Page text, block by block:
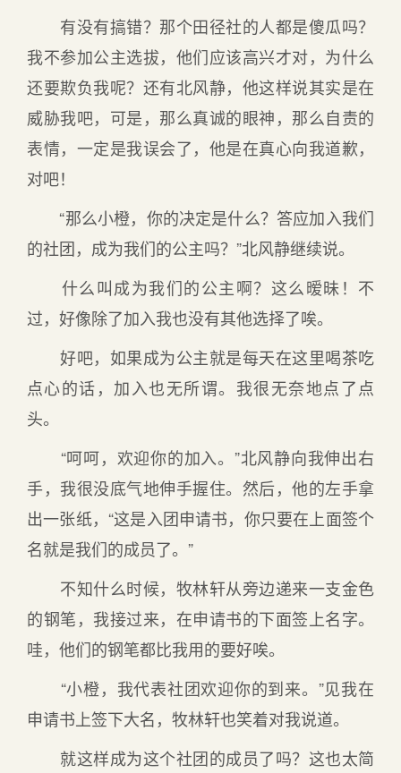
有没有搞错？那个田径社的人都是傻瓜吗？
我不参加公主选拔，他们应该高兴才对，为什么
还要欺负我呢？还有北风静，他这样说其实是在
威胁我吧，可是，那么真诚的眼神，那么自责的
表情，一定是我误会了，他是在真心向我道歉，
对吧！
“那么小橙，你的决定是什么？答应加入我们
的社团，成为我们的公主吗？”北风静继续说。
什么叫成为我们的公主啊？这么暧昧！不
过，好像除了加入我也没有其他选择了唉。
好吧，如果成为公主就是每天在这里喝茶吃
点心的话，加入也无所谓。我很无奈地点了点
头。
“呵呵，欢迎你的加入。”北风静向我伸出右
手，我很没底气地伸手握住。然后，他的左手拿
出一张纸，“这是入团申请书，你只要在上面签个
名就是我们的成员了。”
不知什么时候，牧林轩从旁边递来一支金色
的钢笔，我接过来，在申请书的下面签上名字。
哇，他们的钢笔都比我用的要好唉。
“小橙，我代表社团欢迎你的到来。”见我在
申请书上签下大名，牧林轩也笑着对我说道。
就这样成为这个社团的成员了吗？这也太简